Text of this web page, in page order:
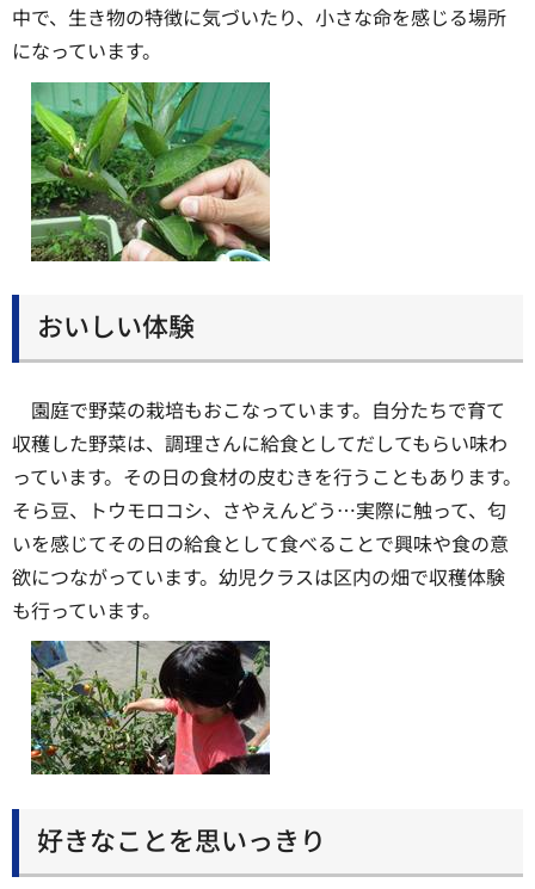
中で、生き物の特徴に気づいたり、小さな命を感じる場所
になっています。
おいしい体験
園庭で野菜の栽培もおこなっています。自分たちで育て
収穫した野菜は、調理さんに給食としてだしてもらい味わ
っています。その日の食材の皮むきを行うこともあります。
そら豆、トウモロコシ、さやえんどう…実際に触って、匂
いを感じてその日の給食として食べることで興味や食の意
欲につながっています。幼児クラスは区内の畑で収穫体験
も行っています。
好きなことを思いっきり